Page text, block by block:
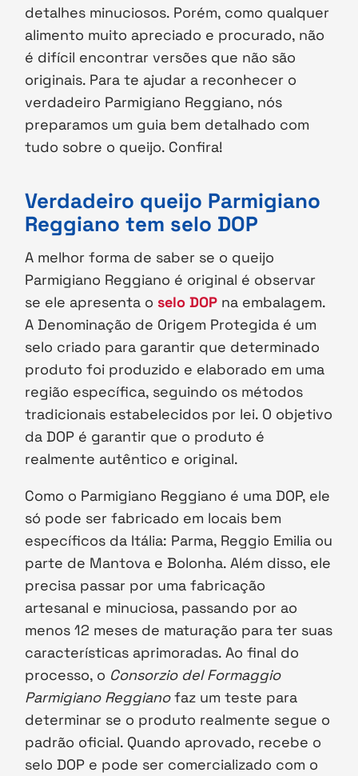
detalhes minuciosos. Porém, como qualquer
alimento muito apreciado e procurado, não
é difícil encontrar versões que não são
originais. Para te ajudar a reconhecer o
verdadeiro Parmigiano Reggiano, nós
preparamos um guia bem detalhado com
tudo sobre o queijo. Confira!
Verdadeiro queijo Parmigiano
Reggiano tem selo DOP
A melhor forma de saber se o queijo
Parmigiano Reggiano é original é observar
se ele apresenta o selo DOP na embalagem.
A Denominação de Origem Protegida é um
selo criado para garantir que determinado
produto foi produzido e elaborado em uma
região específica, seguindo os métodos
tradicionais estabelecidos por lei. O objetivo
da DOP é garantir que o produto é
realmente autêntico e original.
Como o Parmigiano Reggiano é uma DOP, ele
só pode ser fabricado em locais bem
específicos da Itália: Parma, Reggio Emilia ou
parte de Mantova e Bolonha. Além disso, ele
precisa passar por uma fabricação
artesanal e minuciosa, passando por ao
menos 12 meses de maturação para ter suas
características aprimoradas. Ao final do
processo, o Consorzio del Formaggio
Parmigiano Reggianofaz um teste para
determinar se o produto realmente segue o
padrão oficial. Quando aprovado, recebe o
selo DOP e pode ser comercializado com o